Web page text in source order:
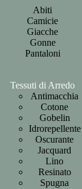
Abiti
Camicie
Giacche
Gonne
Pantaloni
Tessuti di Arredo
Antimacchia
Cotone
Gobelin
Idrorepellente
Oscurante
Jacquard
Lino
Resinato
Spugna